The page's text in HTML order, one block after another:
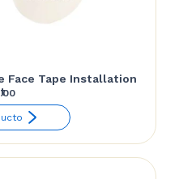
Face Tape Installation